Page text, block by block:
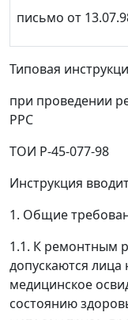
письмо от
Типовая
при проведении
РРС
ТОИ Р-45-077-98
Инструкция
1. Общие
1.1. К ремонтным
допускаются
медицинское
состоянию